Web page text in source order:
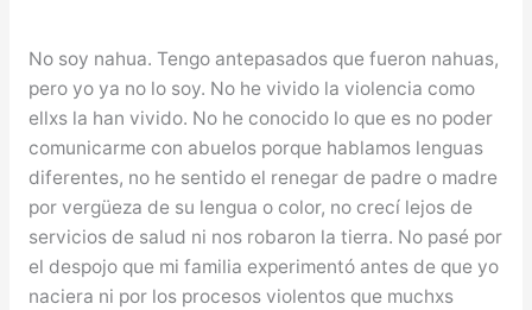
No soy nahua. Tengo antepasados que fueron nahuas,
pero yo ya no lo soy. No he vivido la violencia como
ellxs la han vivido. No he conocido lo que es no poder
comunicarme con abuelos porque hablamos lenguas
diferentes, no he sentido el renegar de padre o madre
por vergüeza de su lengua o color, no crecí lejos de
servicios de salud ni nos robaron la tierra. No pasé por
el despojo que mi familia experimentó antes de que yo
naciera ni por los procesos violentos que muchxs